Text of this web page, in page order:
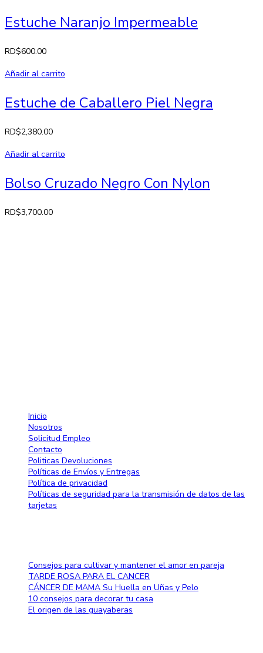
Estuche Naranjo Impermeable
RD$600.00
Añadir al carrito
Estuche de Caballero Piel Negra
RD$2,380.00
Añadir al carrito
Bolso Cruzado Negro Con Nylon
RD$3,700.00
Inicio
Nosotros
Solicitud Empleo
Contacto
Politicas Devoluciones
Políticas de Envíos y Entregas
Política de privacidad
Políticas de seguridad para la transmisión de datos de las
tarjetas
Consejos para cultivar y mantener el amor en pareja
TARDE ROSA PARA EL CANCER
CÁNCER DE MAMA Su Huella en Uñas y Pelo
10 consejos para decorar tu casa
El origen de las guayaberas